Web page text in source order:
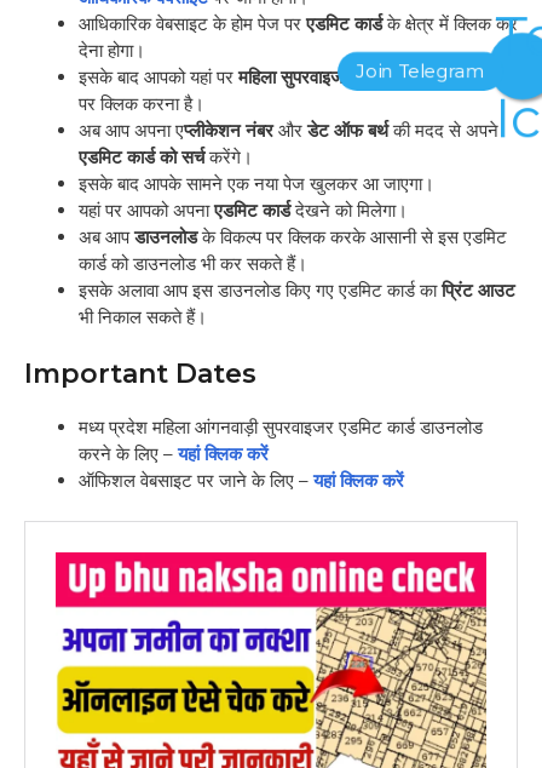
आधिकारिक वेबसाइट के होम पेज परएडमिट कार्डके क्षेत्र में क्लिक कर
देना होगा।
इसके बाद आपको यहां परमहिला सुपरवाइजर भर्ती 2024के विकल्प
पर क्लिक करना है।
अब आप अपना एप्लीकेशन नंबरऔरडेट ऑफ बर्थकी मदद से अपने
एडमिट कार्ड को सर्चकरेंगे।
इसके बाद आपके सामने एक नया पेज खुलकर आ जाएगा।
यहां पर आपको अपनाएडमिट कार्डदेखने को मिलेगा।
अब आपडाउनलोडके विकल्प पर क्लिक करके आसानी से इस एडमिट
कार्ड को डाउनलोड भी कर सकते हैं।
इसके अलावा आप इस डाउनलोड किए गए एडमिट कार्ड काप्रिंट आउट
भी निकाल सकते हैं।
Important Dates
मध्य प्रदेश महिला आंगनवाड़ी सुपरवाइजर एडमिट कार्ड डाउनलोड
करने के लिए –यहां क्लिक करें
ऑफिशल वेबसाइट पर जाने के लिए –यहां क्लिक करें